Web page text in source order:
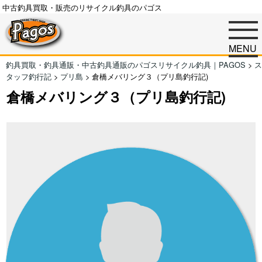
中古釣具買取・販売のリサイクル釣具のパゴス
MENU
釣具買取・釣具通販・中古釣具通販のパゴスリサイクル釣具｜PAGOS > ス
タッフ釣行記 > プリ島 > 倉橋メバリング３（プリ島釣行記)
倉橋メバリング３（プリ島釣行記)